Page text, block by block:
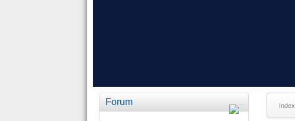
Forum Index